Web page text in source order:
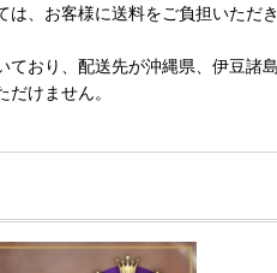
は、お客様に送料をご負担いただ
ており、配送先が沖縄県、伊豆諸
けません。